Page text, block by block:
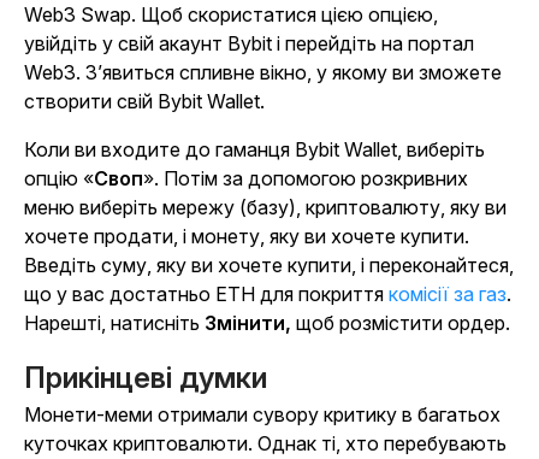
Web3 Swap. Щоб скористатися цією опцією,
увійдіть у свій акаунт Bybit і перейдіть на портал
Web3. З’явиться спливне вікно, у якому ви зможете
створити свій Bybit Wallet.
Коли ви входите до гаманця Bybit Wallet, виберіть
опцію «Своп». Потім за допомогою розкривних
меню виберіть мережу (базу), криптовалюту, яку ви
хочете продати, і монету, яку ви хочете купити.
Введіть суму, яку ви хочете купити, і переконайтеся,
що у вас достатньо ETH для покриття комісії за газ.
Нарешті, натисніть Змінити, щоб розмістити ордер.
Прикінцеві думки
Монети-меми отримали сувору критику в багатьох
куточках криптовалюти. Однак ті, хто перебувають